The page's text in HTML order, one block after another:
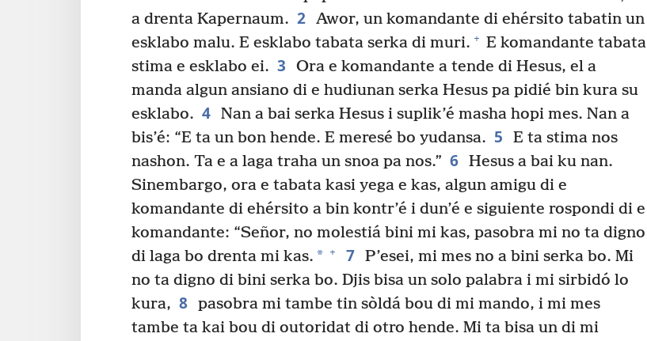
a drenta Kapernaum. 2 Awor, un komandante di ehérsito tabatin un
esklabo malu. E esklabo tabata serka di muri. + E komandante tabata
stima e esklabo ei. 3
Ora e komandante a tende di Hesus, el a
manda algun ansiano di e hudiunan serka Hesus pa pidié bin kura su
esklabo. 4 Nan a bai serka Hesus i suplik’é masha hopi mes. Nan a
bis’é: “E ta un bon hende. E meresé bo yudansa. 5
E ta stima nos
nashon. Ta e a laga traha un snoa pa nos.” 6 Hesus a bai ku nan.
Sinembargo, ora e tabata kasi yega e kas, algun amigu di e
komandante di ehérsito a bin kontr’é i dun’é e siguiente rospondi di e
komandante: “Señor, no molestiá bini mi kas, pasobra mi no ta digno
di laga bo drenta mi kas. * + 7 P’esei, mi mes no a bini serka bo. Mi
no ta digno di bini serka bo. Djis bisa un solo palabra i mi sirbidó lo
kura, 8 pasobra mi tambe tin sòldá bou di mi mando, i mi mes
tambe ta kai bou di outoridat di otro hende. Mi ta bisa un di mi